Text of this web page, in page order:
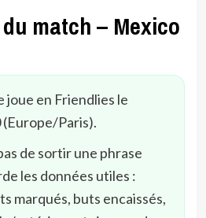
match – Mexico
joue en Friendlies le
Paris).
de sortir une phrase
les données utiles :
marqués, buts encaissés,